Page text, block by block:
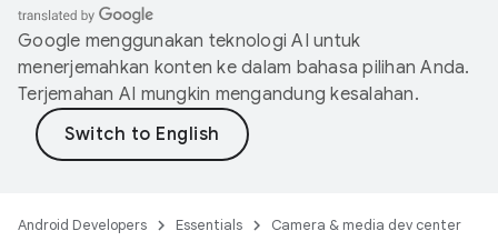
Google menggunakan teknologi AI untuk
menerjemahkan konten ke dalam bahasa pilihan Anda.
Terjemahan AI mungkin mengandung kesalahan.
Android Developers Essentials
Camera & media dev center